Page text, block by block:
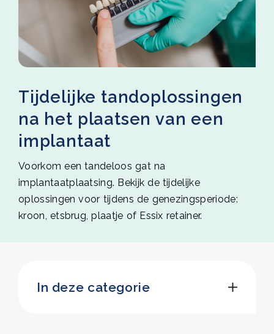
Tijdelijke tandoplossingen
na het plaatsen van een
implantaat
Voorkom een tandeloos gat na
implantaatplaatsing. Bekijk de tijdelijke
oplossingen voor tijdens de genezingsperiode:
kroon, etsbrug, plaatje of Essix retainer.
In deze categorie